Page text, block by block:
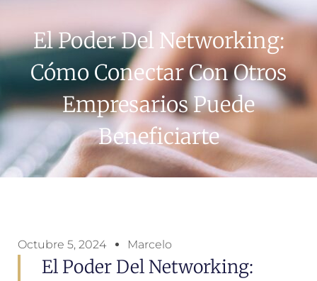
El Poder Del Networking:
Cómo Conectar Con Otros
Empresarios Puede
Beneficiarte
Octubre 5, 2024 Marcelo
El Poder Del Networking: